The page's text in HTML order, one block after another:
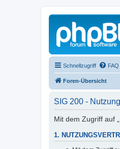
Schnellzugriff FAQ
Foren-Übersicht
SIG 200 -
Mit dem Zugriff auf
1.